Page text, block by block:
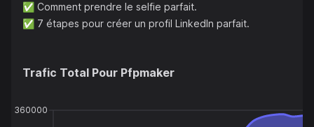
✅ Comment prendre le selfie parfait.
✅ 7 étapes pour créer un profil LinkedIn parfait.
Trafic Total Pour Pfpmaker
360000